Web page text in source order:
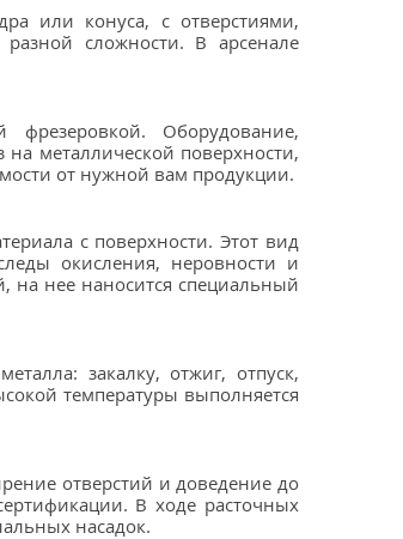
или конуса, с отверстиями,
сложности. В арсенале
Оборудование,
металлической поверхности,
от нужной вам продукции.
с поверхности. Этот вид
окисления, неровности и
на нее наносится специальный
закалку, отжиг, отпуск,
температуры выполняется
отверстий и доведение до
В ходе расточных
насадок.